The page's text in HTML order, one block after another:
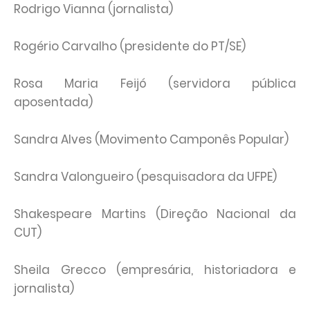
Rodrigo Vianna (jornalista)
Rogério Carvalho (presidente do PT/SE)
Rosa Maria Feijó (servidora pública
aposentada)
Sandra Alves (Movimento Camponês Popular)
Sandra Valongueiro (pesquisadora da UFPE)
Shakespeare Martins (Direção Nacional da
CUT)
Sheila Grecco (empresária, historiadora e
jornalista)